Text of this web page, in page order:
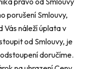
porušení Smlouvy,
Vás náleží úplata v
od Smlouvy, je
doručíme.